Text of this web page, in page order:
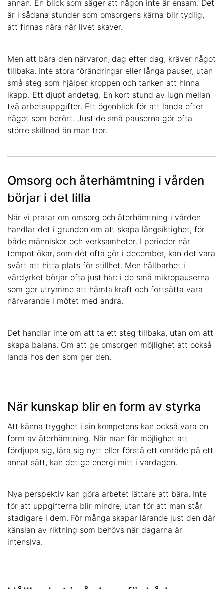
annan. En blick som säger att någon inte är ensam. Det
är i sådana stunder som omsorgens kärna blir tydlig,
att finnas nära när livet skaver.
Men att bära den närvaron, dag efter dag, kräver något
tillbaka. Inte stora förändringar eller långa pauser, utan
små steg som hjälper kroppen och tanken att hinna
ikapp. Ett djupt andetag. En kort stund av lugn mellan
två arbetsuppgifter. Ett ögonblick för att landa efter
något som berört. Just de små pauserna gör ofta
större skillnad än man tror.
Omsorg och återhämtning i vården
börjar i det lilla
När vi pratar om omsorg och återhämtning i vården
handlar det i grunden om att skapa långsiktighet, för
både människor och verksamheter. I perioder när
tempot ökar, som det ofta gör i december, kan det vara
svårt att hitta plats för stillhet. Men hållbarhet i
vårdyrket börjar ofta just här: i de små mikropauserna
som ger utrymme att hämta kraft och fortsätta vara
närvarande i mötet med andra.
Det handlar inte om att ta ett steg tillbaka, utan om att
skapa balans. Om att ge omsorgen möjlighet att också
landa hos den som ger den.
När kunskap blir en form av styrka
Att känna trygghet i sin kompetens kan också vara en
form av återhämtning. När man får möjlighet att
fördjupa sig, lära sig nytt eller förstå ett område på ett
annat sätt, kan det ge energi mitt i vardagen.
Nya perspektiv kan göra arbetet lättare att bära. Inte
för att uppgifterna blir mindre, utan för att man står
stadigare i dem. För många skapar lärande just den där
känslan av riktning som behövs när dagarna är
intensiva.